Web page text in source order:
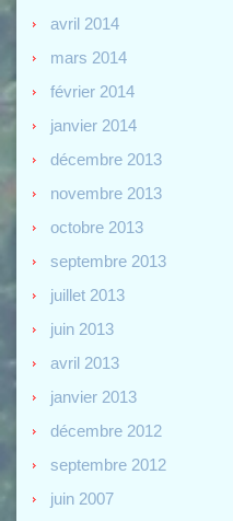
avril 2014
mars 2014
février 2014
janvier 2014
décembre 2013
novembre 2013
octobre 2013
septembre 2013
juillet 2013
juin 2013
avril 2013
janvier 2013
décembre 2012
septembre 2012
juin 2007